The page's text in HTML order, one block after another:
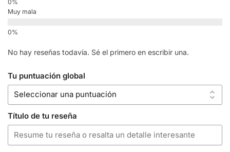
Muy mala
No hay reseñas todavía. Sé el primero en escribir una.
Tu puntuación global
Título de tu reseña